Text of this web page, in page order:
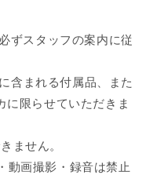
ずスタッフの案内に従
含まれる付属品、また
に限らせていただきま
ません。
動画撮影・録音は禁止